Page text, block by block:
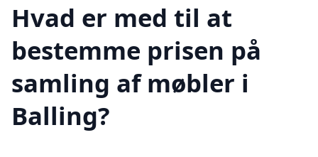
Hvad er med til at
bestemme prisen på
samling af møbler i
Balling?